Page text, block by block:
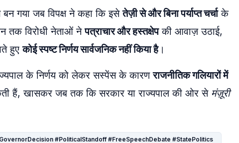
बन गया जब विपक्ष ने कहा कि इसेतेज़ी से और बिना पर्याप्त चर्चाके
तक विरोधी नेताओं नेपत्राचार और हस्तक्षेपकी आवाज़ उठाई,
हुएकोई स्पष्ट निर्णय सार्वजनिक नहीं किया है।
के निर्णय को लेकर सस्पेंस के कारणराजनीतिक गलियारों में
हैं, खासकर जब तक कि सरकार या राज्यपाल की ओर से मंज़ूरी
#PoliticalStandoff #FreeSpeechDebate #StatePolitics